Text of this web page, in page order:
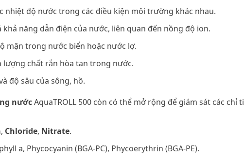
nhiệt độ nước trong các điều kiện môi trường khác nhau.
khả năng dẫn điện của nước, liên quan đến nồng độ ion.
mặn trong nước biển hoặc nước lợ.
lượng chất rắn hòa tan trong nước.
độ sâu của sông, hồ.
nướcAquaTROLL 500 còn có thể mở rộng để giám sát các chỉ
, Chloride, Nitrate.
a, Phycocyanin (BGA-PC), Phycoerythrin (BGA-PE).